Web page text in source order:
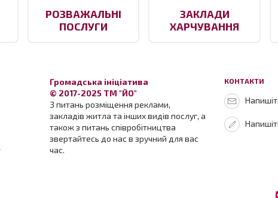
РОЗВАЖАЛЬНІ
ПОСЛУГИ
ЗАКЛАДИ
ХАРЧУВАННЯ
Громадська ініціатива
© 2017-2025 ТМ "ЙО"
З питань розміщення реклами,
закладів житла та інших видів послуг, а
також з питань співробітництва
звертайтесь до нас в зручний для вас
час.
КОНТАКТИ